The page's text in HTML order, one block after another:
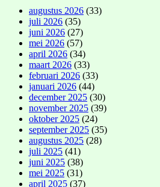
augustus 2026 (33)
juli 2026 (35)
juni 2026 (27)
mei 2026 (57)
april 2026 (34)
maart 2026 (33)
februari 2026 (33)
januari 2026 (44)
december 2025 (30)
november 2025 (39)
oktober 2025 (24)
september 2025 (35)
augustus 2025 (28)
juli 2025 (41)
juni 2025 (38)
mei 2025 (31)
april 2025 (37)